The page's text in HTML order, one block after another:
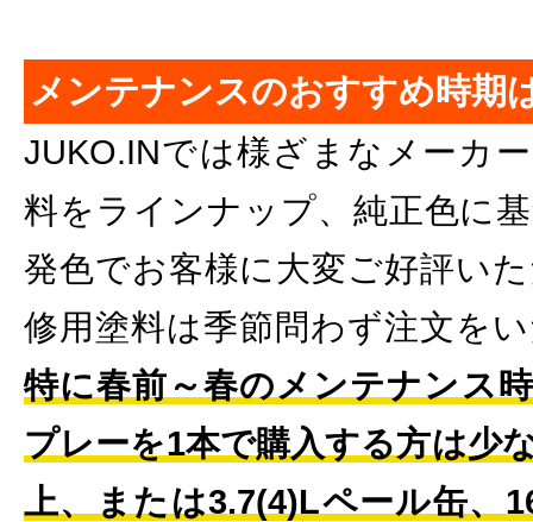
メンテナンスのおすすめ時期
JUKO.INでは様ざまなメーカ
料をラインナップ、純正色に
発色でお客様に大変ご好評い
修用塗料は季節問わず注文を
特に春前～春のメンテナンス
プレーを1本で購入する方は少
上、または3.7(4)Lペール缶、